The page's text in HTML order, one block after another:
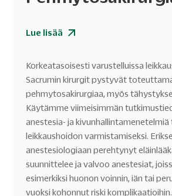
Lue lisää
Korkeatasoisesti varustelluissa
Sacrumin kirurgit pystyvät
pehmytosakirurgiaa, myös
Käytämme viimeisimmän
anestesia- ja kivunhallintamenetelmiä
leikkaushoidon varmistamiseksi.
anestesiologiaan perehtynyt
suunnittelee ja valvoo anestesiat,
esimerkiksi huonon voinnin, iän tai
vuoksi kohonnut riski komplikaatioihin.